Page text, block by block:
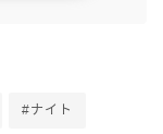
#ナイト